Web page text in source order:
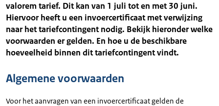
valorem tarief. Dit kan van 1 juli tot en met 30 juni.
Hiervoor heeft u een invoercertificaat met verwijzing
naar het tariefcontingent nodig. Bekijk hieronder welke
voorwaarden er gelden. En hoe u de beschikbare
hoeveelheid binnen dit tariefcontingent vindt.
Algemene voorwaarden
Voor het aanvragen van een invoercertificaat gelden de